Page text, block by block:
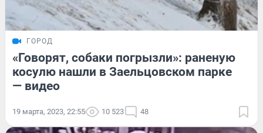
ГОРОД
«Говорят, собаки погрызли»: раненую
косулю нашли в Заельцовском парке
— видео
19 марта, 2023, 22:55 10 523 48